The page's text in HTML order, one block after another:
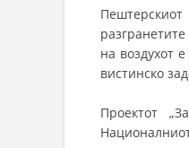
на воздухот
вистинско
Проектот